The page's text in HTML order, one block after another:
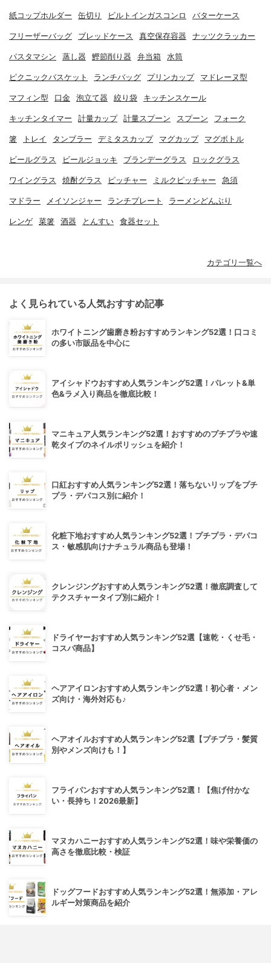
紙コップホルダー 缶切り ビルトインガスコンロ バターケース
フリーザーバッグ ブレッドケース 真空保存容器 ナッツクラッカー
パスタマシン 蒸し器 鰹節削り器 弁当箱 水筒
ピクニックバスケット ランチバッグ プリンカップ マドレーヌ型
マフィン型 口金 泡立て器 絞り袋 キッチンスケール
キッチンタイマー 計量カップ 計量スプーン スプーン フォーク
箸 トレイ タンブラー デミタスカップ マグカップ マグボトル
ビールグラス ビールジョッキ ブランデーグラス ロックグラス
ワイングラス 焼酎グラス ピッチャー ミルクピッチャー 急須
マドラー メイソンジャー ランチプレート ラーメンどんぶり
レンゲ 菜箸 酒器 とんすい 食器セット
カテゴリ一覧へ
よく見られている人気おすすめ記事
ホワイトニング歯磨き粉おすすめランキング52選！口コミ
の多い市販品を中心に
アイシャドウおすすめ人気ランキング52選！パレット&単
色&ラメ入り商品を徹底比較！
マニキュア人気ランキング52選！おすすめのプチプラや速
乾タイプのネイルポリッシュを紹介！
口紅おすすめ人気ランキング52選！落ちないリップをプチ
プラ・デパコス別に紹介！
化粧下地おすすめ人気ランキング52選！プチプラ・デパコ
ス・敏感肌向けナチュラル商品も登場！
クレンジングおすすめ人気ランキング52選！徹底調査して
テクスチャータイプ別に紹介！
ドライヤーおすすめ人気ランキング52選【速乾・くせ毛・
コスパ商品】
ヘアアイロンおすすめ人気ランキング52選！初心者・メン
ズ向け・海外対応も♪
ヘアオイルおすすめ人気ランキング52選【プチプラ・髪質
別やメンズ向けも！】
フライパンおすすめ人気ランキング52選！【焦げ付かな
い・長持ち！2026最新】
マヌカハニーおすすめ人気ランキング52選！味や栄養価の
高さを徹底比較・検証
ドッグフードおすすめ人気ランキング52選！無添加・アレ
ルギー対策商品を紹介